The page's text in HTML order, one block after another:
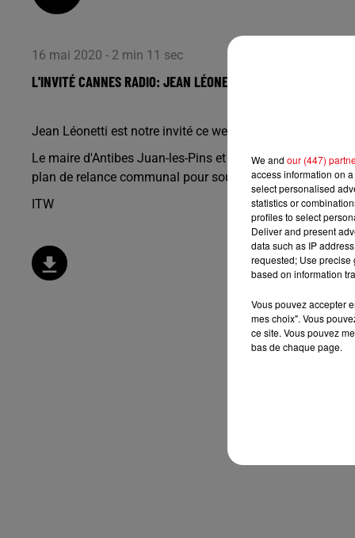
16 mai 2020 - 2 min 11 sec
L'INVITÉ CANNES RADIO: JEAN LÉONETTI, MAIRE D'ANTIBES
Jean Léonetti est notre invité ce week-end.
Le maire d'Antibes Juan-les-Pins et président de la
plan de relance communal pour soutenir le commerce
ITW
We and our (447)
access information on
select personalised
statistics or
profiles to select
Deliver and present
data such as IP
requested; Use precise
based on information
Vous pouvez accepter
mes choix". Vous
ce site. Vous pouvez
bas de chaque page.